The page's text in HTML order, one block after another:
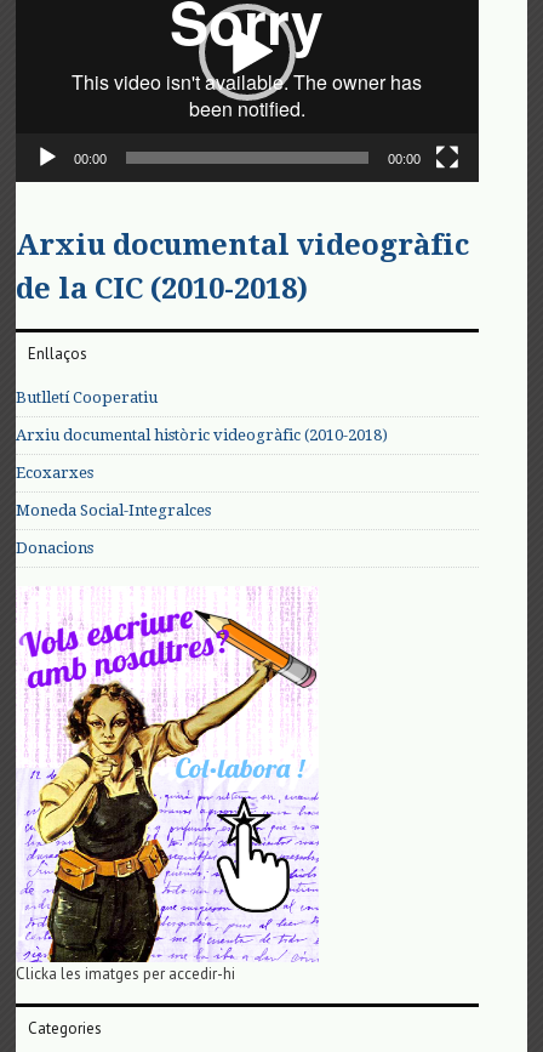
00:00 00:00
Arxiu documental videogràfic
de la CIC (2010-2018)
Enllaços
Butlletí Cooperatiu
Arxiu documental històric videogràfic (2010-2018)
Ecoxarxes
Moneda Social-Integralces
Donacions
Clicka les imatges per accedir-hi
Categories